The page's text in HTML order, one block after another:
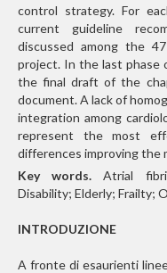
control strategy. For
current guideline
discussed among the
project. In the last phase
the final draft of the
document. A lack of
integration among
represent the most
differences improving the
Key words.
Atrial
Disability; Elderly; Frailty;
INTRODUZIONE
A fronte di esaurienti